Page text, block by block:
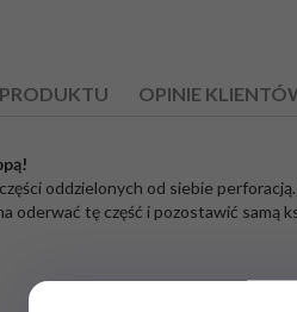
OPINIE
oddzielonych od siebie
oderwać tę część i pozostawić